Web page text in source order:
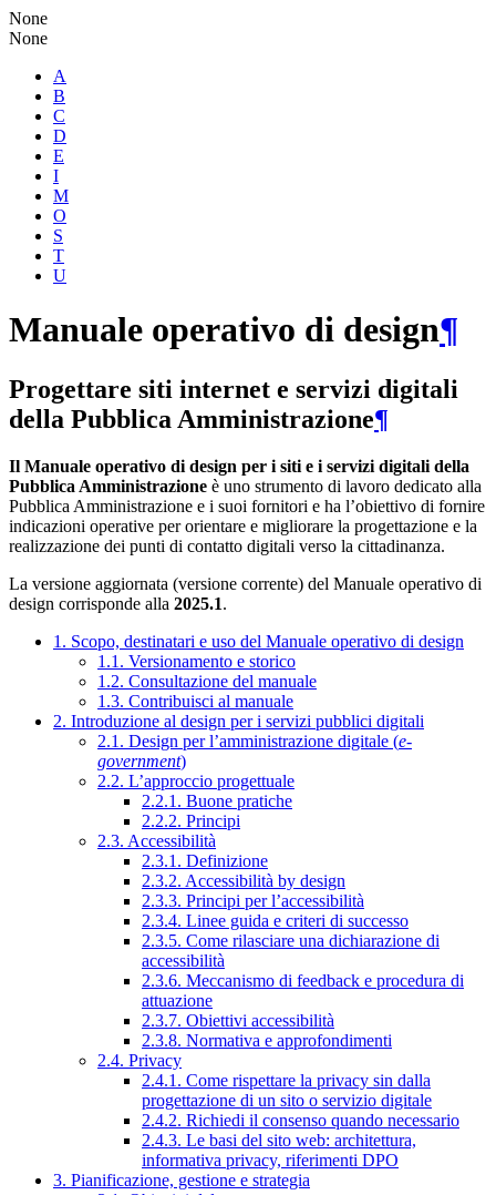
None
None
A
B
C
D
E
I
M
O
S
T
U
Manuale operativo di design¶
Progettare siti internet e servizi digitali
della Pubblica Amministrazione¶
Il Manuale operativo di design per i siti e i servizi digitali della
Pubblica Amministrazione è uno strumento di lavoro dedicato alla
Pubblica Amministrazione e i suoi fornitori e ha l’obiettivo di fornire
indicazioni operative per orientare e migliorare la progettazione e la
realizzazione dei punti di contatto digitali verso la cittadinanza.
La versione aggiornata (versione corrente) del Manuale operativo di
design corrisponde alla 2025.1.
1. Scopo, destinatari e uso del Manuale operativo di design
1.1. Versionamento e storico
1.2. Consultazione del manuale
1.3. Contribuisci al manuale
2. Introduzione al design per i servizi pubblici digitali
2.1. Design per l’amministrazione digitale (e-
government)
2.2. L’approccio progettuale
2.2.1. Buone pratiche
2.2.2. Principi
2.3. Accessibilità
2.3.1. Definizione
2.3.2. Accessibilità by design
2.3.3. Principi per l’accessibilità
2.3.4. Linee guida e criteri di successo
2.3.5. Come rilasciare una dichiarazione di
accessibilità
2.3.6. Meccanismo di feedback e procedura di
attuazione
2.3.7. Obiettivi accessibilità
2.3.8. Normativa e approfondimenti
2.4. Privacy
2.4.1. Come rispettare la privacy sin dalla
progettazione di un sito o servizio digitale
2.4.2. Richiedi il consenso quando necessario
2.4.3. Le basi del sito web: architettura,
informativa privacy, riferimenti DPO
3. Pianificazione, gestione e strategia